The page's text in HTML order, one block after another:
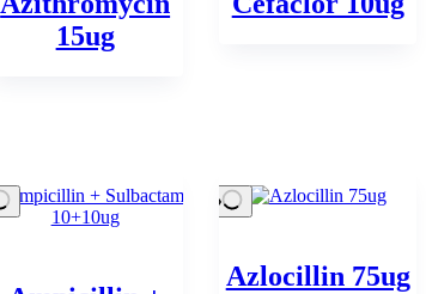
15ug
Azlocillin 75ug